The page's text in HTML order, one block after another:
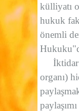
külliyatı
hukuk
önemli
organı)